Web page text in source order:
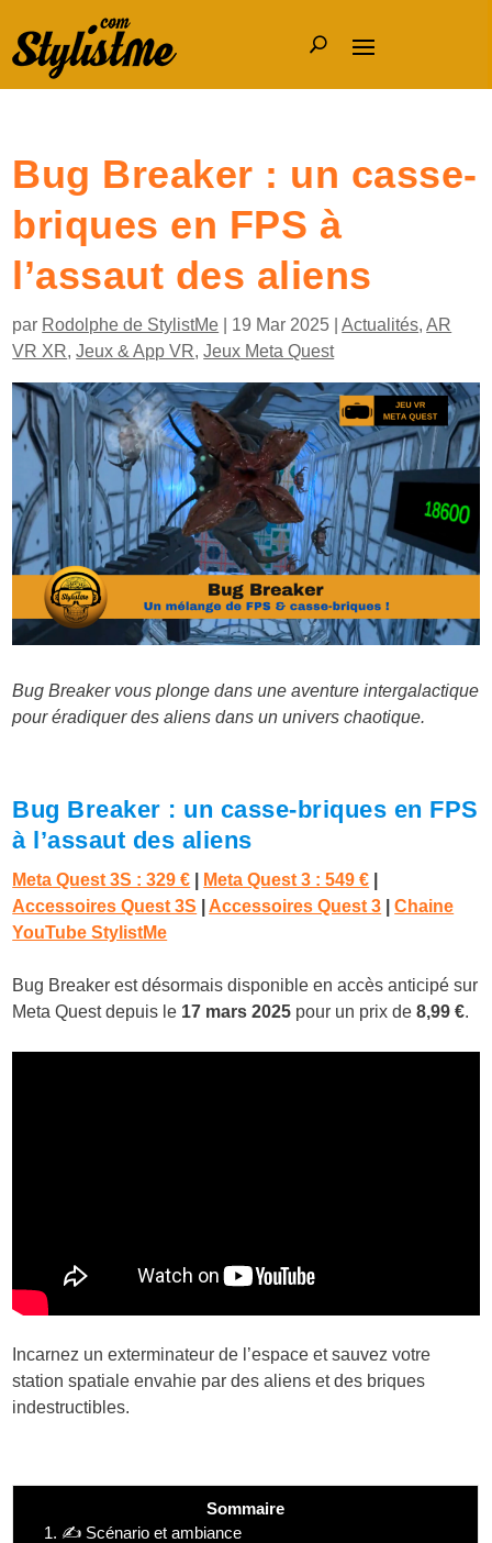
Bug Breaker : un casse-
briques en FPS à
l’assaut des aliens
par Rodolphe de StylistMe 19 Mar 2025 |Actualités,AR
VR XR,Jeux & App VR,Jeux Meta Quest
Bug Breaker vous plonge dans une aventure intergalactique
pour éradiquer des aliens dans un univers chaotique.
Bug Breaker : un casse-briques en FPS
à l’assaut des aliens
Meta Quest 3S : 329 € Meta Quest 3 : 549 €
Accessoires Quest 3S
Accessoires Quest 3 |Chaine
YouTube StylistMe
Bug Breaker est désormais disponible en accès anticipé sur
Meta Quest depuis le 17 mars 2025 pour un prix de8,99 €.
Incarnez un exterminateur de l’espace et sauvez votre
station spatiale envahie par des aliens et des briques
indestructibles.
Sommaire
1. ✍️ Scénario et ambiance